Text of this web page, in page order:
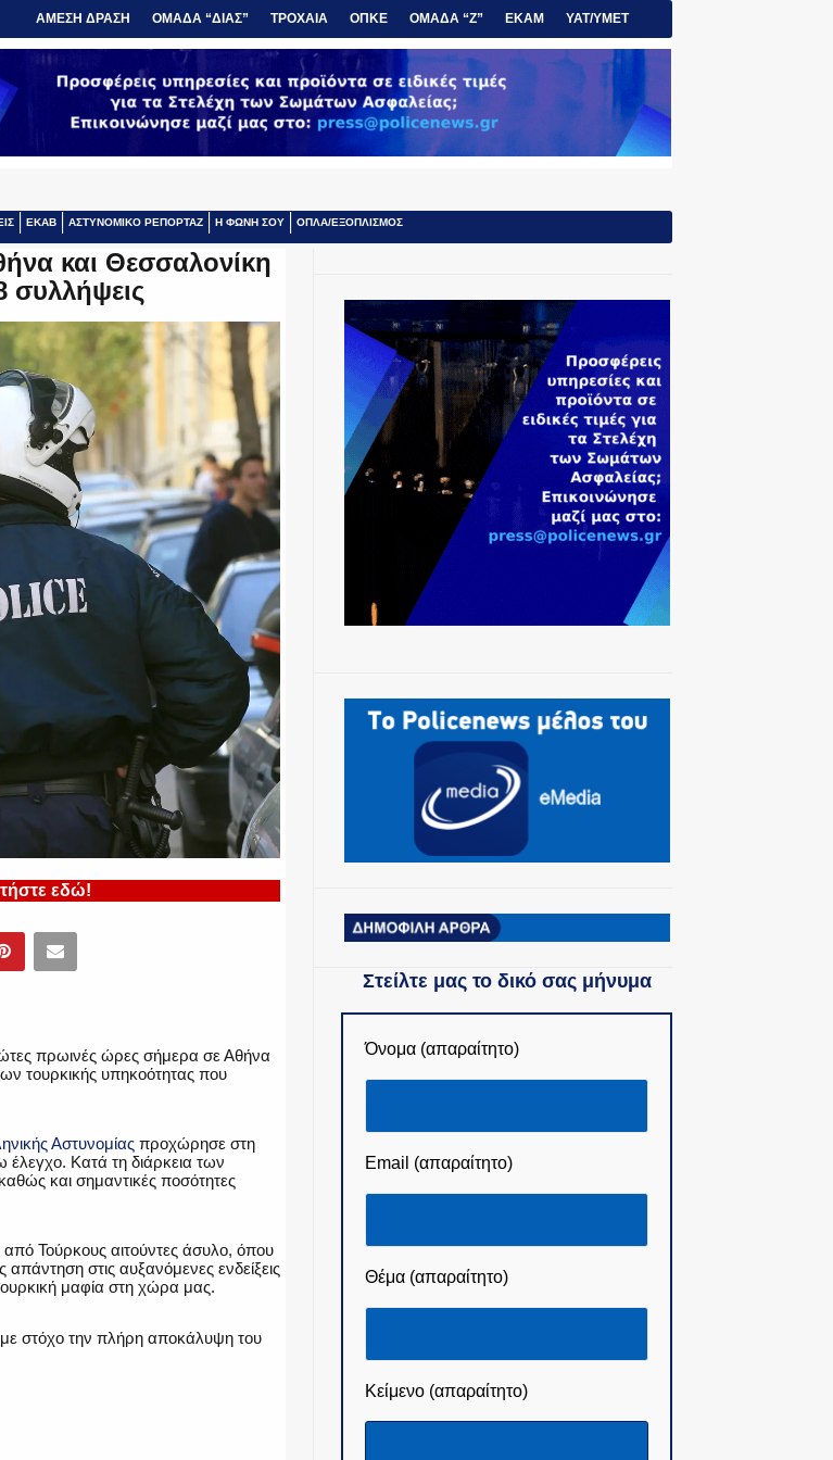
ΑΜΕΣΗ ΔΡΑΣΗ ΟΜΑΔΑ “ΔΙΑΣ” ΤΡΟΧΑΙΑ ΟΠΚΕ ΟΜΑΔΑ “Ζ” ΕΚΑΜ ΥΑΤ/ΥΜΕΤ
ΕΚΑΒ ΑΣΤΥΝΟΜΙΚΟ ΡΕΠΟΡΤΑΖ Η ΦΩΝΗ ΣΟΥ ΟΠΛΑ/ΕΞΟΠΛΙΣΜΟΣ
και Θεσσαλονίκη
συλλήψεις
εδώ!
πρωινές ώρες σήμερα σε Αθήνα
τουρκικής υπηκοότητας που
Αστυνομίας προχώρησε στη
Κατά τη διάρκεια των
και σημαντικές ποσότητες
Τούρκους αιτούντες άσυλο, όπου
στις αυξανόμενες ενδείξεις
μαφία στη χώρα μας.
με στόχο την πλήρη αποκάλυψη του
Στείλτε μας το δικό σας μήνυμα
Όνομα (απαραίτητο)
Email (απαραίτητο)
Θέμα (απαραίτητο)
Κείμενο (απαραίτητο)